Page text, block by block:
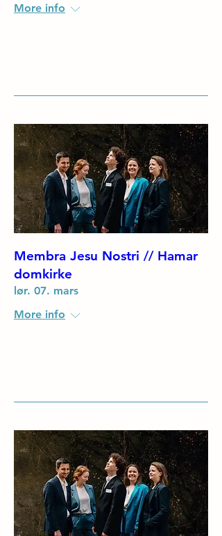
More info
Membra Jesu Nostri // Hamar
domkirke
lør. 07. mars
More info